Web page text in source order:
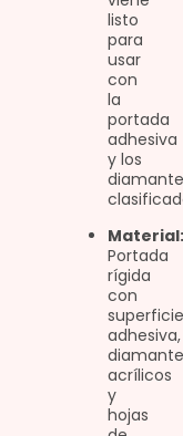
listo
para
usar
con
la
portada
adhesiva
y los
Material:
Portada
rígida
con
superficie
adhesiva,
acrílicos
y
hojas